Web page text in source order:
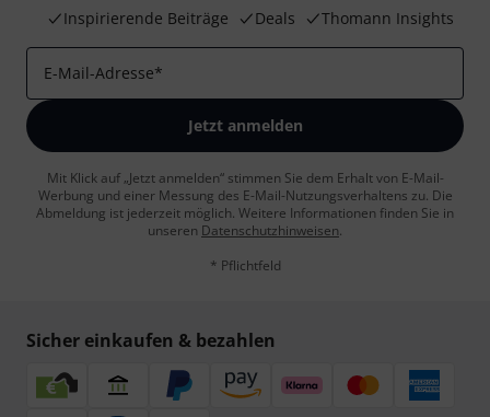
Inspirierende Beiträge
Deals Thomann Insights
E-Mail-Adresse*
Jetzt anmelden
Mit Klick auf „Jetzt anmelden“ stimmen Sie dem Erhalt von E-Mail-
Werbung und einer Messung des E-Mail-Nutzungsverhaltens zu. Die
Abmeldung ist jederzeit möglich. Weitere Informationen finden Sie in
unseren Datenschutzhinweisen.
* Pflichtfeld
Sicher einkaufen & bezahlen